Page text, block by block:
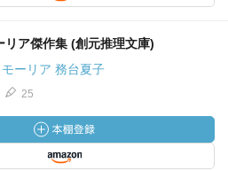
リア傑作集 (創元推理文庫)
ーリア 務台夏子
25